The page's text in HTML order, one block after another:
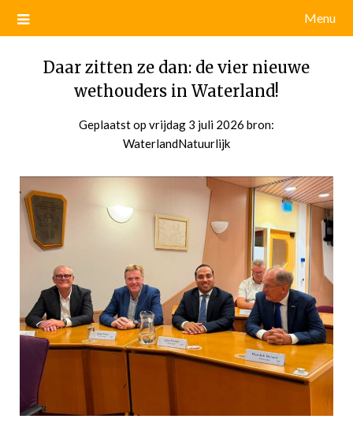
Menu
Daar zitten ze dan: de vier nieuwe
wethouders in Waterland!
Geplaatst op vrijdag 3 juli 2026 door
bron:
WaterlandNatuurlijk